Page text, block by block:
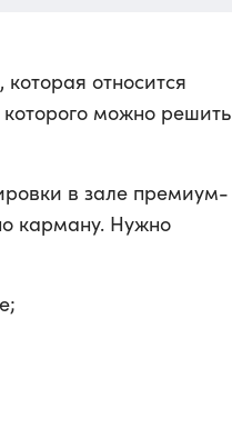
относится
можно решить
в зале премиум-
карману. Нужно